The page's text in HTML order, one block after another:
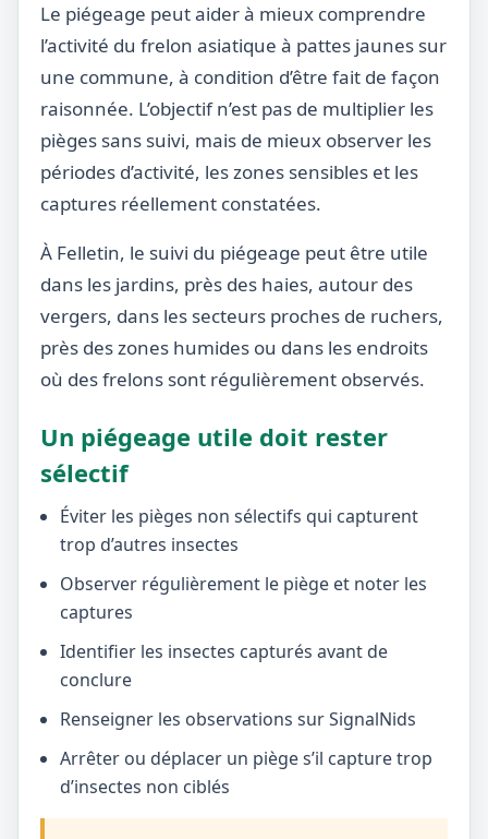
Le piégeage peut aider à mieux comprendre
l’activité du frelon asiatique à pattes jaunes sur
une commune, à condition d’être fait de façon
raisonnée. L’objectif n’est pas de multiplier les
pièges sans suivi, mais de mieux observer les
périodes d’activité, les zones sensibles et les
captures réellement constatées.
À Felletin, le suivi du piégeage peut être utile
dans les jardins, près des haies, autour des
vergers, dans les secteurs proches de ruchers,
près des zones humides ou dans les endroits
où des frelons sont régulièrement observés.
Un piégeage utile doit rester
sélectif
Éviter les pièges non sélectifs qui capturent
trop d’autres insectes
Observer régulièrement le piège et noter les
captures
Identifier les insectes capturés avant de
conclure
Renseigner les observations sur SignalNids
Arrêter ou déplacer un piège s’il capture trop
d’insectes non ciblés